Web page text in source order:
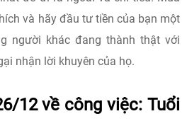
và hãy đầu tư tiền của bạn một
người khác đang thành thật với
nhận lời khuyên của họ.
12 về công việc: Tuổi